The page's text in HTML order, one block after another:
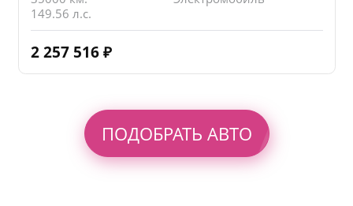
149.56 л.с.
2 257 516 ₽
ПОДОБРАТЬ АВТО